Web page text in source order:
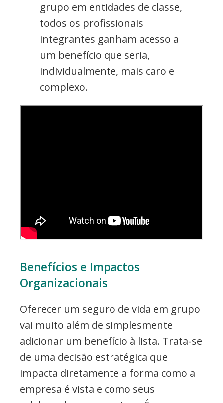
grupo em entidades de classe,
todos os profissionais
integrantes ganham acesso a
um benefício que seria,
individualmente, mais caro e
complexo.
Benefícios e Impactos
Organizacionais
Oferecer um seguro de vida em grupo
vai muito além de simplesmente
adicionar um benefício à lista. Trata-se
de uma decisão estratégica que
impacta diretamente a forma como a
empresa é vista e como seus